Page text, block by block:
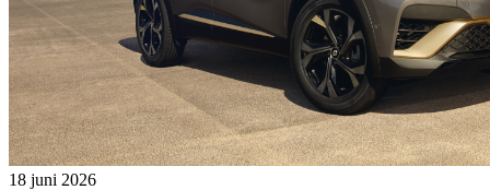
18 juni 2026